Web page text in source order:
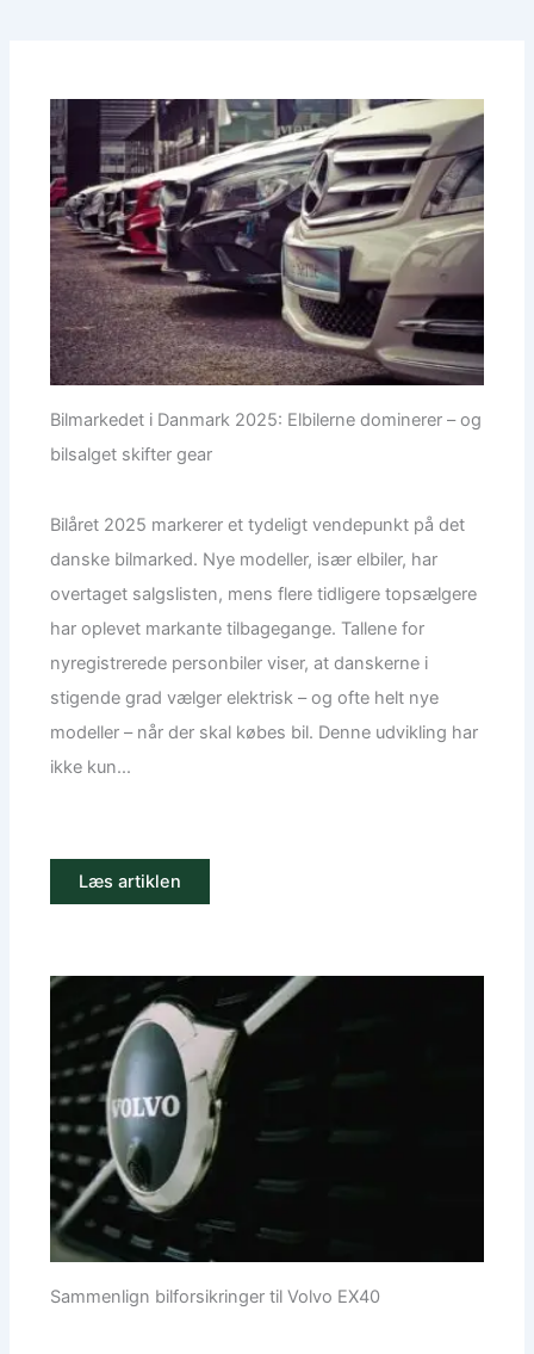
Bilmarkedet i Danmark 2025: Elbilerne dominerer – og
bilsalget skifter gear
Bilåret 2025 markerer et tydeligt vendepunkt på det
danske bilmarked. Nye modeller, især elbiler, har
overtaget salgslisten, mens flere tidligere topsælgere
har oplevet markante tilbagegange. Tallene for
nyregistrerede personbiler viser, at danskerne i
stigende grad vælger elektrisk – og ofte helt nye
modeller – når der skal købes bil. Denne udvikling har
ikke kun...
Læs artiklen
Sammenlign bilforsikringer til Volvo EX40